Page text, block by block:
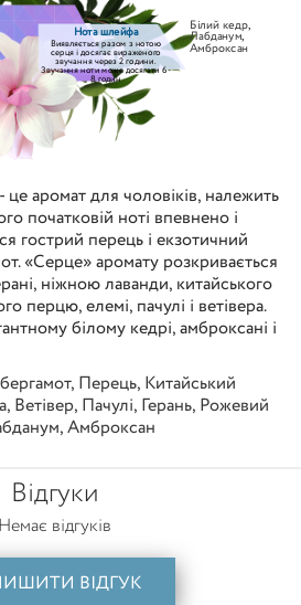
Нота шлейфа
Виявляється разом з нотою
серця і досягає вираженого
звучання через 2 години.
Звучання ноти може досягати 6-
8 годин
Білий кедр,
Лабданум,
Амброксан
аромат для чоловіків, належить
початковій ноті впевнено і
гострий перець і екзотичний
«Серце» аромату розкривається
ніжною лаванди, китайського
перцю, елемі, пачулі і ветівера.
білому кедрі, амброксані і
, Перець, Китайський
, Ветівер, Пачулі, Герань, Рожевий
, Амброксан
Відгуки
Немає відгуків
ВІДГУК